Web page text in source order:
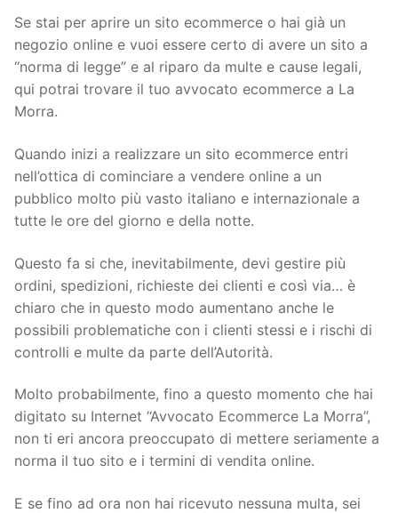
Se stai per aprire un sito ecommerce o hai già un
negozio online e vuoi essere certo di avere un sito a
“norma di legge” e al riparo da multe e cause legali,
qui potrai trovare il tuo avvocato ecommerce a La
Morra.
Quando inizi a realizzare un sito ecommerce entri
nell’ottica di cominciare a vendere online a un
pubblico molto più vasto italiano e internazionale a
tutte le ore del giorno e della notte.
Questo fa si che, inevitabilmente, devi gestire più
ordini, spedizioni, richieste dei clienti e così via… è
chiaro che in questo modo aumentano anche le
possibili problematiche con i clienti stessi e i rischi di
controlli e multe da parte dell’Autorità.
Molto probabilmente, fino a questo momento che hai
digitato su Internet “Avvocato Ecommerce La Morra”,
non ti eri ancora preoccupato di mettere seriamente a
norma il tuo sito e i termini di vendita online.
E se fino ad ora non hai ricevuto nessuna multa, sei